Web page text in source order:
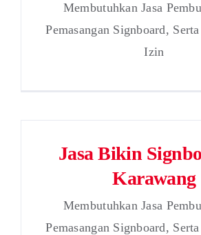
Membutuhkan Jasa
Pemasangan Signboard,
Izin
Jasa Bikin
Karawang
Membutuhkan Jasa
Pemasangan Signboard,